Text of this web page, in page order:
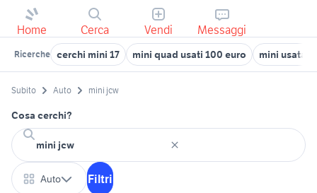
Home Cerca Vendi Messaggi
Ricerche cerchi mini 17 mini quad usati 100 euro mini usata
Subito Auto mini jcw
Cosa cerchi?
Auto Filtri